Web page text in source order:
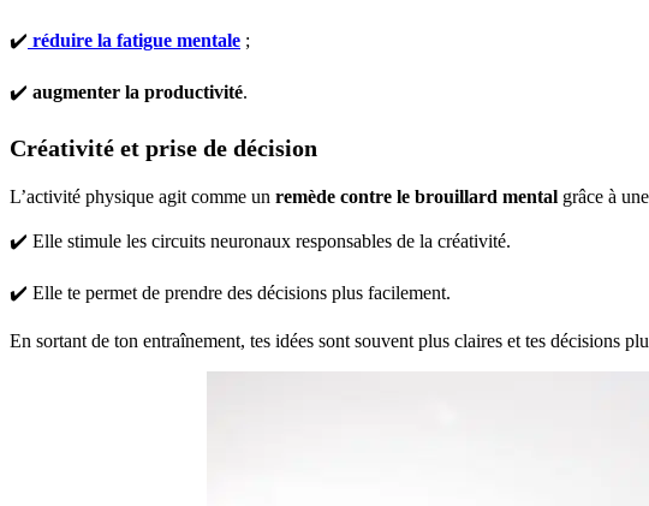
✔️ réduire la fatigue mentale ;
✔️ augmenter la productivité.
Créativité et prise de décision
L’activité physique agit comme un remède contre le brouillard mental grâce à
✔️ Elle stimule les circuits neuronaux responsables de la créativité.
✔️ Elle te permet de prendre des décisions plus facilement.
En sortant de ton entraînement, tes idées sont souvent plus claires et tes décisions